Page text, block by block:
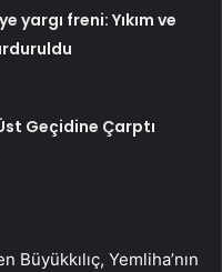
yargı freni: Yıkım ve
Geçidine Çarptı
Yemliha’nın